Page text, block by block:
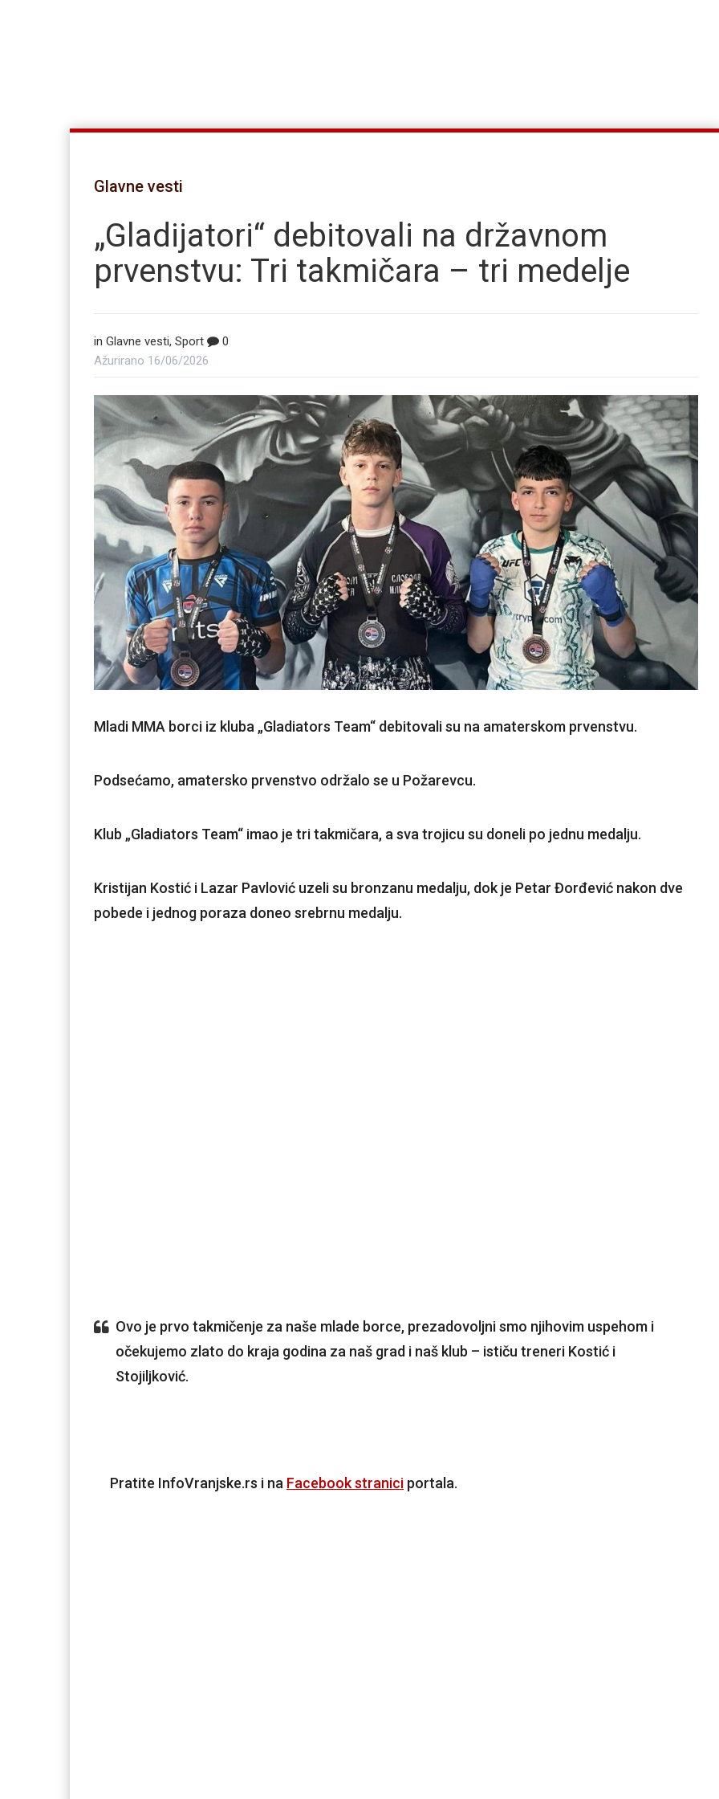
Glavne vesti
„Gladijatori“ debitovali na državnom
prvenstvu: Tri takmičara – tri medelje
in Glavne vesti, Sport
0
Ažurirano 16/06/2026
Mladi MMA borci iz kluba „Gladiators Team“ debitovali su na amaterskom prvenstvu.
Podsećamo, amatersko prvenstvo održalo se u Požarevcu.
Klub „Gladiators Team“ imao je tri takmičara, a sva trojicu su doneli po jednu medalju.
Kristijan Kostić i Lazar Pavlović uzeli su bronzanu medalju, dok je Petar Đorđević nakon dve
pobede i jednog poraza doneo srebrnu medalju.
Ovo je prvo takmičenje za naše mlade borce, prezadovoljni smo njihovim uspehom i
očekujemo zlato do kraja godina za naš grad i naš klub – ističu treneri Kostić i
Stojiljković.
Pratite InfoVranjske.rs i na Facebook stranici portala.